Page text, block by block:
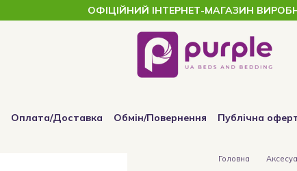
ОФІЦІЙНИЙ ІНТЕРНЕТ-МАГАЗИН
Оплата/Доставка Обмін/Повернення Публічна
Головна